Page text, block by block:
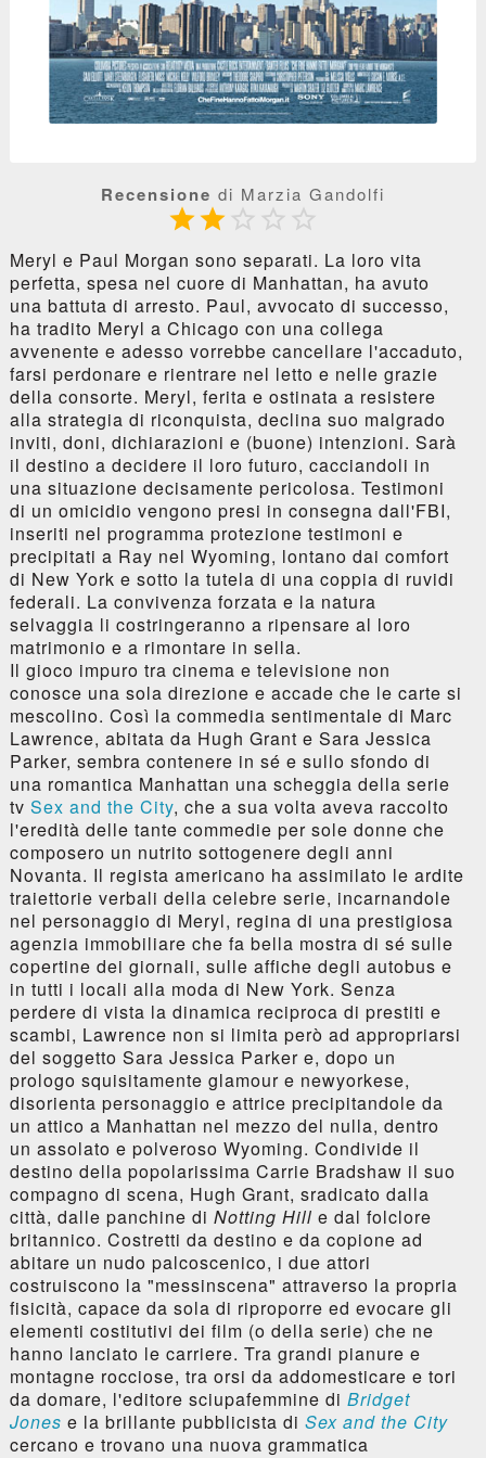
Recensione di Marzia Gandolfi
   
Meryl e Paul Morgan sono separati. La loro vita
perfetta, spesa nel cuore di Manhattan, ha avuto
una battuta di arresto. Paul, avvocato di successo,
ha tradito Meryl a Chicago con una collega
avvenente e adesso vorrebbe cancellare l'accaduto,
farsi perdonare e rientrare nel letto e nelle grazie
della consorte. Meryl, ferita e ostinata a resistere
alla strategia di riconquista, declina suo malgrado
inviti, doni, dichiarazioni e (buone) intenzioni. Sarà
il destino a decidere il loro futuro, cacciandoli in
una situazione decisamente pericolosa. Testimoni
di un omicidio vengono presi in consegna dall'FBI,
inseriti nel programma protezione testimoni e
precipitati a Ray nel Wyoming, lontano dai comfort
di New York e sotto la tutela di una coppia di ruvidi
federali. La convivenza forzata e la natura
selvaggia li costringeranno a ripensare al loro
matrimonio e a rimontare in sella.
Il gioco impuro tra cinema e televisione non
conosce una sola direzione e accade che le carte si
mescolino. Così la commedia sentimentale di Marc
Lawrence, abitata da Hugh Grant e Sara Jessica
Parker, sembra contenere in sé e sullo sfondo di
una romantica Manhattan una scheggia della serie
tv Sex and the City, che a sua volta aveva raccolto
l'eredità delle tante commedie per sole donne che
composero un nutrito sottogenere degli anni
Novanta. Il regista americano ha assimilato le ardite
traiettorie verbali della celebre serie, incarnandole
nel personaggio di Meryl, regina di una prestigiosa
agenzia immobiliare che fa bella mostra di sé sulle
copertine dei giornali, sulle affiche degli autobus e
in tutti i locali alla moda di New York. Senza
perdere di vista la dinamica reciproca di prestiti e
scambi, Lawrence non si limita però ad appropriarsi
del soggetto Sara Jessica Parker e, dopo un
prologo squisitamente glamour e newyorkese,
disorienta personaggio e attrice precipitandole da
un attico a Manhattan nel mezzo del nulla, dentro
un assolato e polveroso Wyoming. Condivide il
destino della popolarissima Carrie Bradshaw il suo
compagno di scena, Hugh Grant, sradicato dalla
città, dalle panchine di Notting Hill e dal folclore
britannico. Costretti da destino e da copione ad
abitare un nudo palcoscenico, i due attori
costruiscono la "messinscena" attraverso la propria
fisicità, capace da sola di riproporre ed evocare gli
elementi costitutivi dei film (o della serie) che ne
hanno lanciato le carriere. Tra grandi pianure e
montagne rocciose, tra orsi da addomesticare e tori
da domare, l'editore sciupafemmine di Bridget
Jones e la brillante pubblicista di Sex and the City
cercano e trovano una nuova grammatica